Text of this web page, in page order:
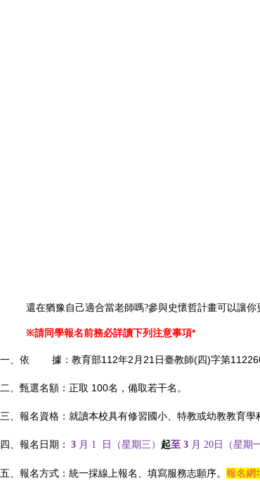
還在猶豫自己適合當老師嗎?參與史懷哲計畫可以讓
※請同學報名前務必詳讀下列注意事項*
一、依 據：教育部112年2月21日臺教師(四)字第
二、甄選名額：正取 100名，備取若干名。
三、報名資格：就讀本校具有修習國小、特教或幼教教育學
四、報名日期： 3 月 1 日（星期三） 起至 3 月 20日（星期
五、報名方式：統一採線上報名、填寫服務志願序。 報名網